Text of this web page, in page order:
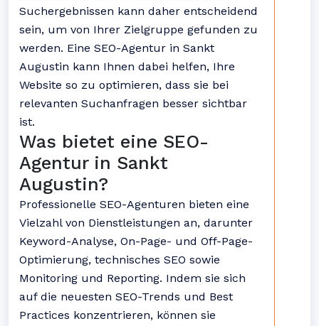
Suchergebnissen kann daher entscheidend
sein, um von Ihrer Zielgruppe gefunden zu
werden. Eine SEO-Agentur in Sankt
Augustin kann Ihnen dabei helfen, Ihre
Website so zu optimieren, dass sie bei
relevanten Suchanfragen besser sichtbar
ist.
Was bietet eine SEO-
Agentur in Sankt
Augustin?
Professionelle SEO-Agenturen bieten eine
Vielzahl von Dienstleistungen an, darunter
Keyword-Analyse, On-Page- und Off-Page-
Optimierung, technisches SEO sowie
Monitoring und Reporting. Indem sie sich
auf die neuesten SEO-Trends und Best
Practices konzentrieren, können sie